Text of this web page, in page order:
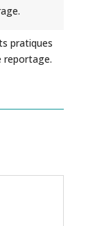
pratiques
reportage.